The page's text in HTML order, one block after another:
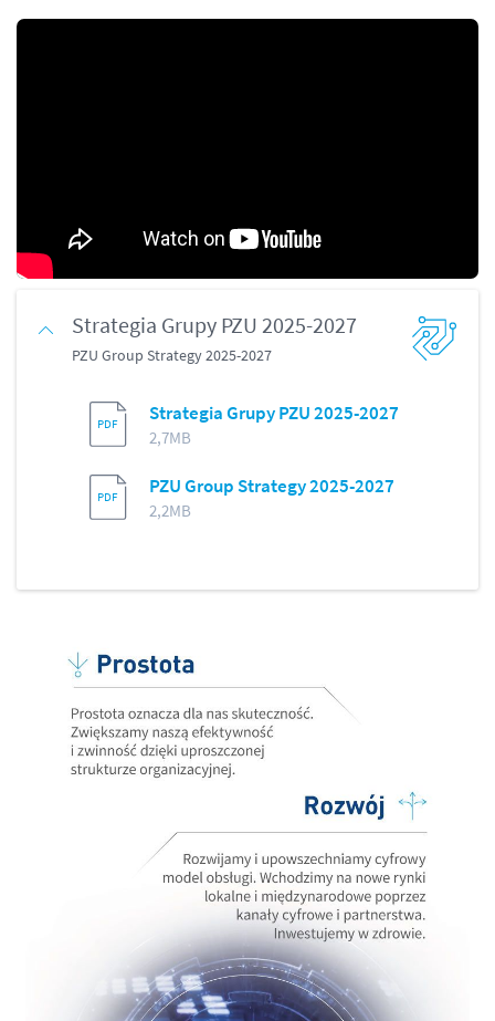
Strategia Grupy PZU 2025-2027
PZU Group Strategy 2025-2027
Strategia Grupy PZU 2025-2027
2,7MB
PZU Group Strategy 2025-2027
2,2MB